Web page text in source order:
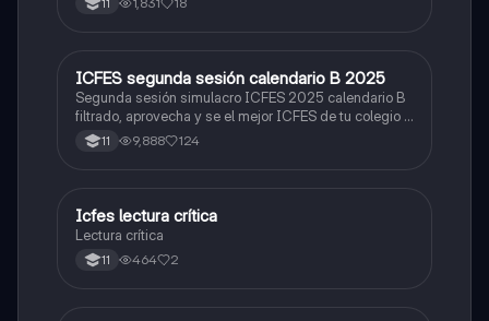
ICFES: Lectura Crítica
ICFES segunda sesión calendario B 2025
Segunda sesión simulacro ICFES 2025 calendario B
filtrado, aprovecha y se el mejor ICFES de tu colegio y
poder ingresar a universidad, y estudiar aquella
carrera con la que tanto sueñas.
11 9,888 124
Lengua Castellana
Icfes lectura crítica
Lectura crítica
11 464 2